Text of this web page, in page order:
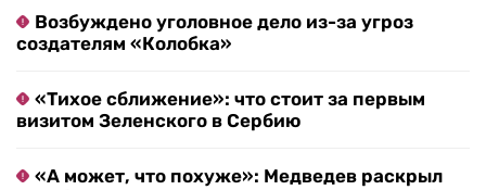
Возбуждено уголовное дело из-за угроз
создателям «Колобка»
«Тихое сближение»: что стоит за первым
визитом Зеленского в Сербию
«А может, что похуже»: Медведев раскрыл